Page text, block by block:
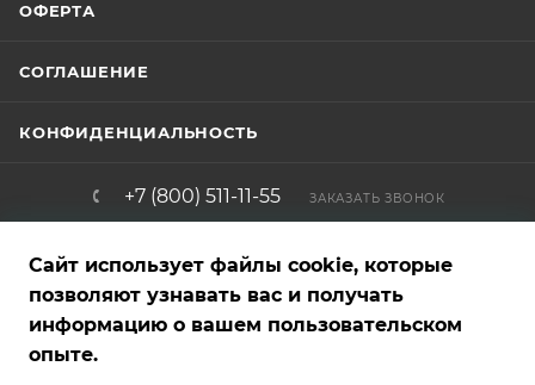
ОФЕРТА
СОГЛАШЕНИЕ
КОНФИДЕНЦИАЛЬНОСТЬ
+7 (800) 511-11-55 ЗАКАЗАТЬ ЗВОНОК
Представленные на сайте товары — фотообразцы, графические,
Сайт использует файлы cookie, которые
позволяют узнавать вас и получать
информацию о вашем пользовательском
опыте.